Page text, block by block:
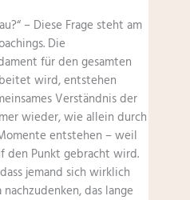
– Diese Frage steht am
Die
für den gesamten
wird, entstehen
Verständnis der
wieder, wie allein durch
entstehen – weil
den Punkt gebracht wird.
jemand sich wirklich
das lange